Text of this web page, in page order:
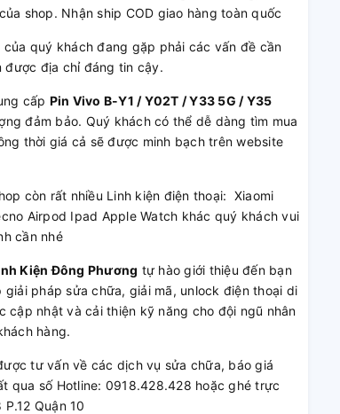
shop. Nhận ship COD giao hàng toàn quốc
của quý khách đang gặp phải các vấn đề cần
được địa chỉ đáng tin cậy.
cấp Pin Vivo B-Y1 / Y02T / Y33 5G / Y35
đảm bảo. Quý khách có thể dễ dàng tìm mua
thời giá cả sẽ được minh bạch trên website
còn rất nhiều Linh kiện điện thoại: Xiaomi
Airpod Ipad Apple Watch khác quý khách vui
cần nhé
Kiện Đông Phương tự hào giới thiệu đến bạn
pháp sửa chữa, giải mã, unlock điện thoại di
cập nhật và cải thiện kỹ năng cho đội ngũ nhân
hàng.
tư vấn về các dịch vụ sửa chữa, báo giá
qua số Hotline: 0918.428.428 hoặc ghé trực
Quận 10